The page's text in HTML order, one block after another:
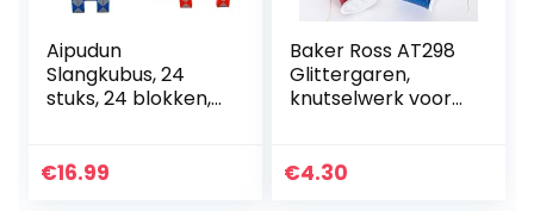
Aipudun
Slangkubus, 24
stuks, 24 blokken,
slangkubus,
€16.99
Baker Ross AT298
Glittergaren,
knutselwerk voor
€4.30